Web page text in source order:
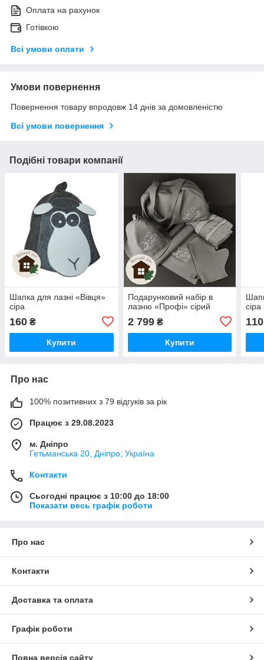
Оплата на рахунок
Готівкою
Всі умови оплати
Умови повернення
Повернення товару впродовж 14 днів за домовленістю
Всі умови повернення
Подібні товари компанії
Шапка для лазні «Вівця»
сіра
160 ₴
Купити
Подарунковий набір в
лазню «Профі» сірий
2 799₴
Купити
сіра
110
Про нас
100% позитивних з 79 відгуків за рік
Працює з 29.08.2023
м. Дніпро
Гетьманська 20, Дніпро, Україна
Контакти
Сьогодні працює з 10:00 до 18:00
Показати весь графік роботи
Про нас
Контакти
Доставка та оплата
Графік роботи
Повна версія сайту